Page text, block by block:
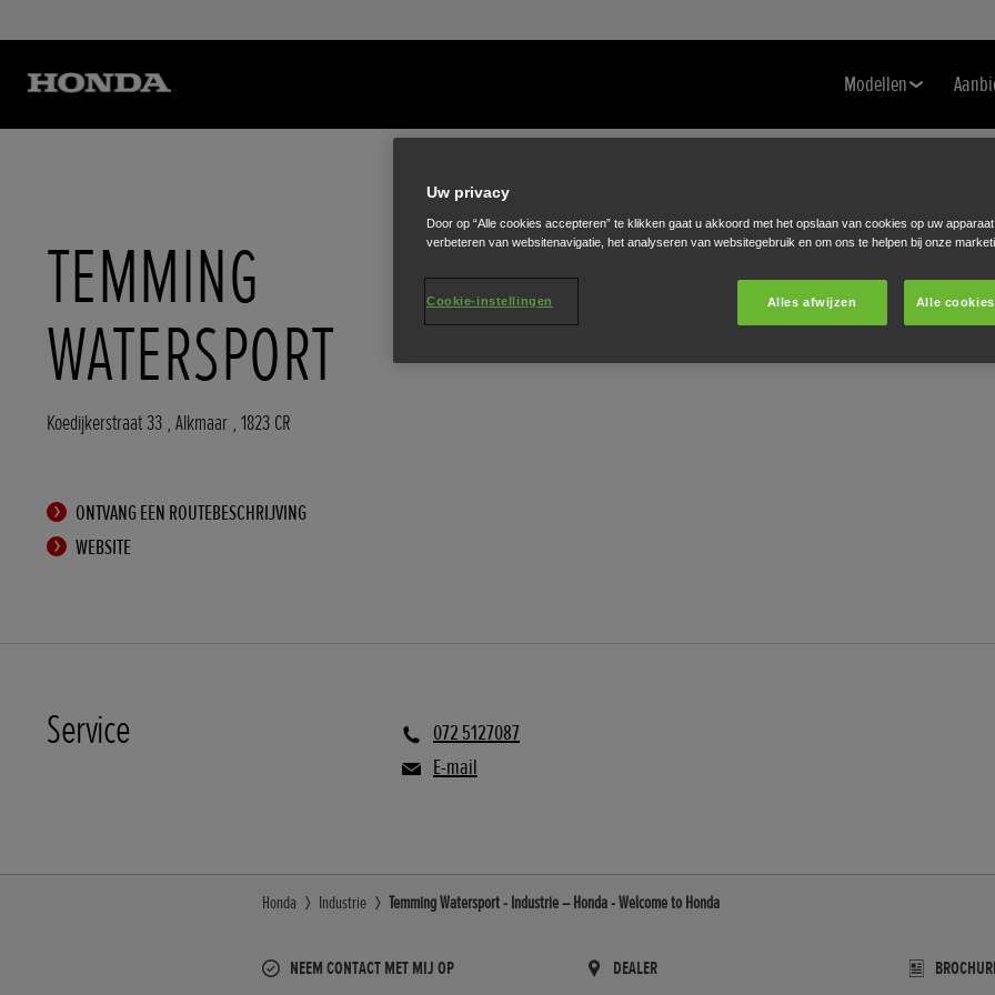
Modellen
TEMMING
WATERSPORT
Koedijkerstraat 33 , Alkmaar , 1823 CR
ONTVANG EEN ROUTEBESCHRIJVING
WEBSITE
Service
072 5127087
E-mail
Honda Industrie Temming Watersport - Industrie – Honda - Welcome to Honda
NEEM CONTACT MET MIJ OP DEALER
Uw privacy
Door op “Alle cookies accepteren” te klikken gaat u akkoord met het opslaan van cookies op uw
verbeteren van websitenavigatie, het analyseren van websitegebruik en om ons te helpen bij onze
Alles afwijzen Alle
Cookie-instellingen